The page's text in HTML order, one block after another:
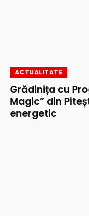
ACTUALITATE
Grădinița cu
Magic” din
energetic